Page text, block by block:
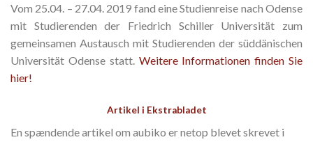
Vom 25.04. – 27.04. 2019 fand eine Studienreise nach Odense
mit Studierenden der Friedrich Schiller Universität zum
gemeinsamen Austausch mit Studierenden der süddänischen
Universität Odense statt. Weitere Informationen finden Sie
hier!
Artikel i Ekstrabladet
En spændende artikel om aubiko er netop blevet skrevet i